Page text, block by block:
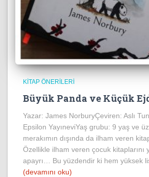
KITAP ÖNERILERI
Büyük Panda ve Küçük
Yazar: James NorburyÇeviren: Aslı
Epsilon YayıneviYaş grubu: 9 yaş ve
merakımın dışında da ilham veren
Özellikle ilham veren çocuk kitaplarını
apayrı… Bu yüzdendir ki hem yüksek
(devamını oku)